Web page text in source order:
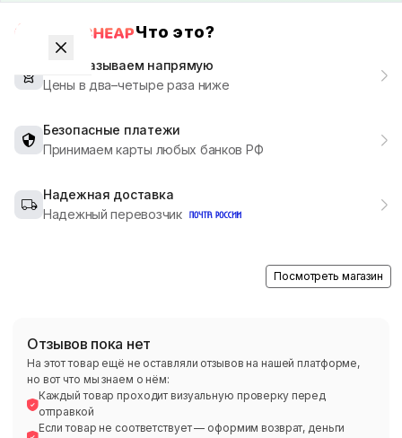
Что это?
Мы заказываем напрямую
Цены в два–четыре раза ниже
Безопасные платежи
Принимаем карты любых банков РФ
Надежная доставка
Надежный перевозчик
Посмотреть магазин
Отзывов пока нет
На этот товар ещё не оставляли отзывов на нашей платформе,
но вот что мы знаем о нём:
Каждый товар проходит визуальную проверку перед
отправкой
Если товар не соответствует — оформим возврат, деньги